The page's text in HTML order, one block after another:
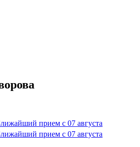
прием с 07 августа
прием с 07 августа